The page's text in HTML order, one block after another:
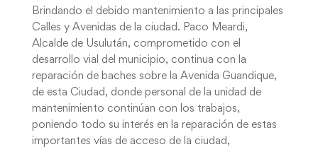
Brindando el debido mantenimiento a las principales
Calles y Avenidas de la ciudad. Paco Meardi,
Alcalde de Usulután, comprometido con el
desarrollo vial del municipio, continua con la
reparación de baches sobre la Avenida Guandique,
de esta Ciudad, donde personal de la unidad de
mantenimiento continúan con los trabajos,
poniendo todo su interés en la reparación de estas
importantes vías de acceso de la ciudad,